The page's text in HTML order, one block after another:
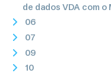
de dados VDA com o
06
07
09
10